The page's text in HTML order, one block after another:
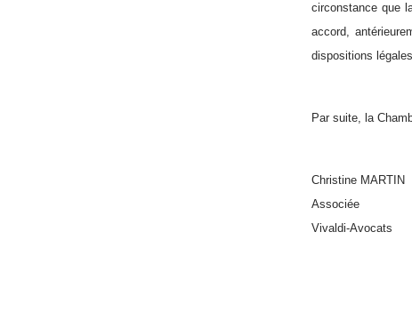
circonstance que
accord,
dispositions
Par suite, la
Christine MARTIN
Associée
Vivaldi-Avocats